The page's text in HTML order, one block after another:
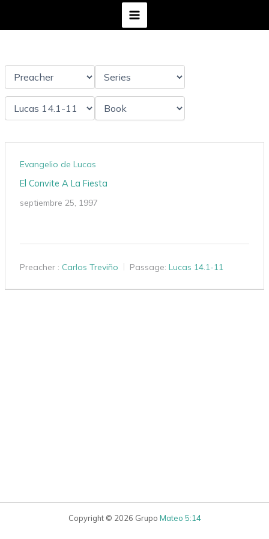
Evangelio de Lucas
El Convite A La Fiesta
septiembre 25, 1997
Preacher : Carlos Treviño Passage: Lucas 14.1-11
Copyright © 2026 Grupo Mateo 5:14